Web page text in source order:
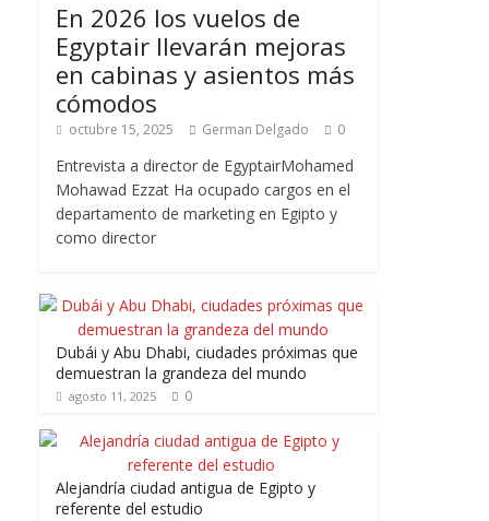
En 2026 los vuelos de
Egyptair llevarán mejoras
en cabinas y asientos más
cómodos
octubre 15, 2025 German Delgado 0
Entrevista a director de EgyptairMohamed
Mohawad Ezzat Ha ocupado cargos en el
departamento de marketing en Egipto y
como director
Dubái y Abu Dhabi, ciudades próximas que
demuestran la grandeza del mundo
agosto 11, 2025 0
Alejandría ciudad antigua de Egipto y
referente del estudio